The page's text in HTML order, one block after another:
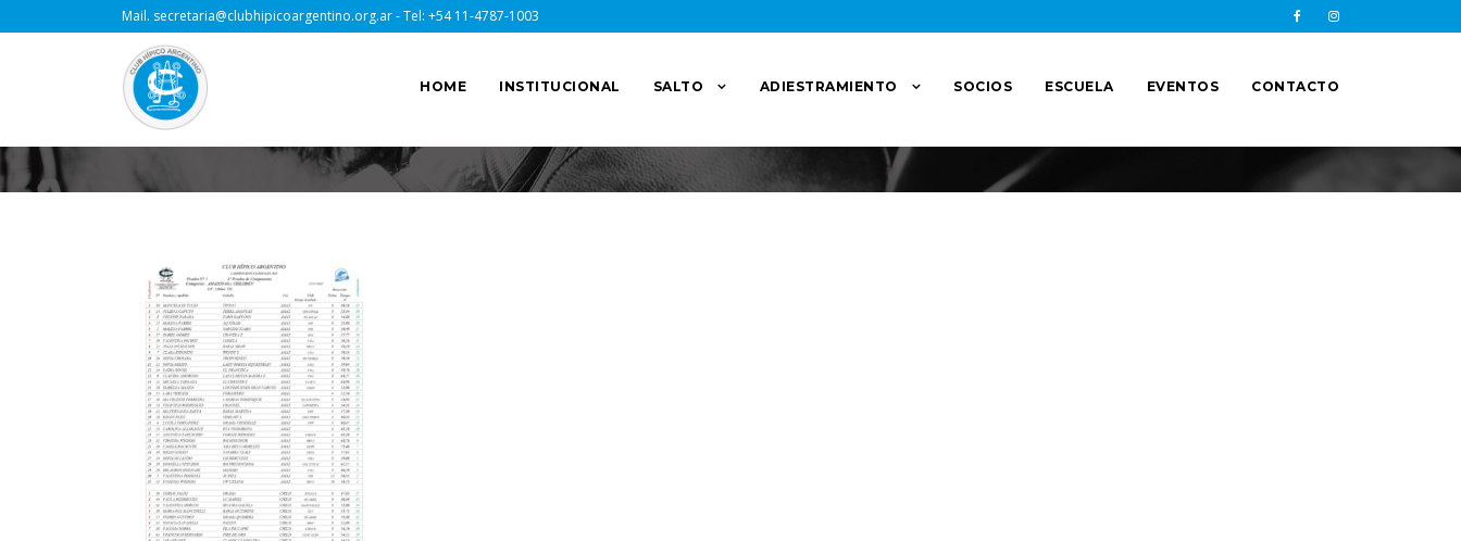
Mail. secretaria@clubhipicoargentino.org.ar- Tel: +54 11-4787-1003
HOME INSTITUCIONAL SALTO ADIESTRAMIENTO SOCIOS ESCUELA EVENTOS CONTACTO